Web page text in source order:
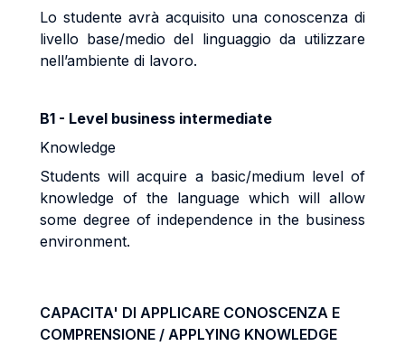
Lo studente avrà acquisito una conoscenza di
livello base/medio del linguaggio da utilizzare
nell’ambiente di lavoro.
B1 - Level business intermediate
Knowledge
Students will acquire a basic/medium level of
knowledge of the language which will allow
some degree of independence in the business
environment.
CAPACITA' DI APPLICARE CONOSCENZA E
COMPRENSIONE / APPLYING KNOWLEDGE